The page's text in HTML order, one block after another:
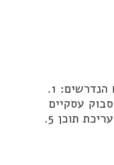
אנחנו מחפשים ציפור מיוחדת! הכישורים הנדרשים: 1.
פייסבוק עסקיים
והבנת מדיה חברתית 4. רקע בכתיבת ובעריכת תוכן 5.